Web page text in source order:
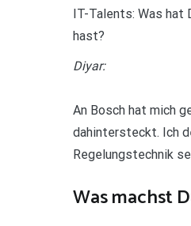
IT-Talents: Was hat
hast?
Diyar:
An Bosch hat mich
dahintersteckt. Ich
Regelungstechnik
Was machst